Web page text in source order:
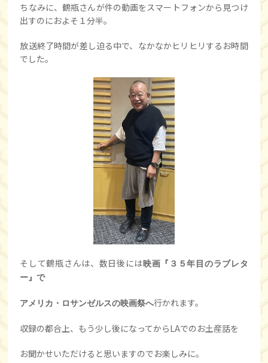
ちなみに、鶴瓶さんが件の動画をスマートフォンから見つけ
出すのにおよそ１分半。
放送終了時間が差し迫る中で、なかなかヒリヒリするお時間
でした。
そして鶴瓶さんは、数日後には映画『３５年目のラブレタ
ー』で
アメリカ・ロサンゼルスの映画祭へ行かれます。
収録の都合上、もう少し後になってからLAでのお土産話を
お聞かせいただけると思いますのでお楽しみに。